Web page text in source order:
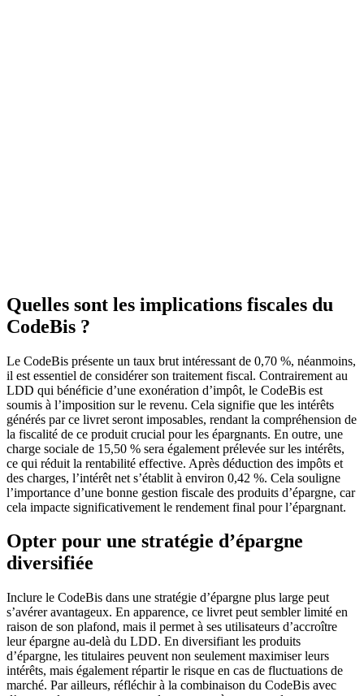
Quelles sont les implications fiscales du
CodeBis ?
Le CodeBis présente un taux brut intéressant de 0,70 %, néanmoins,
il est essentiel de considérer son traitement fiscal. Contrairement au
LDD qui bénéficie d’une exonération d’impôt, le CodeBis est
soumis à l’imposition sur le revenu. Cela signifie que les intérêts
générés par ce livret seront imposables, rendant la compréhension de
la fiscalité de ce produit crucial pour les épargnants. En outre, une
charge sociale de 15,50 % sera également prélevée sur les intérêts,
ce qui réduit la rentabilité effective. Après déduction des impôts et
des charges, l’intérêt net s’établit à environ 0,42 %. Cela souligne
l’importance d’une bonne gestion fiscale des produits d’épargne, car
cela impacte significativement le rendement final pour l’épargnant.
Opter pour une stratégie d’épargne
diversifiée
Inclure le CodeBis dans une stratégie d’épargne plus large peut
s’avérer avantageux. En apparence, ce livret peut sembler limité en
raison de son plafond, mais il permet à ses utilisateurs d’accroître
leur épargne au-delà du LDD. En diversifiant les produits
d’épargne, les titulaires peuvent non seulement maximiser leurs
intérêts, mais également répartir le risque en cas de fluctuations de
marché. Par ailleurs, réfléchir à la combinaison du CodeBis avec